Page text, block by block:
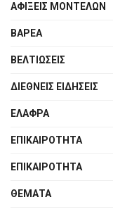
ΑΦΙΞΕΙΣ ΜΟΝΤΕΛΩΝ
ΒΑΡΕΑ
ΒΕΛΤΙΩΣΕΙΣ
ΔΙΕΘΝΕΙΣ ΕΙΔΗΣΕΙΣ
ΕΛΑΦΡΑ
ΕΠΙΚΑΙΡΟΤΗΤΑ
ΕΠΙΚΑΙΡΟΤΗΤΑ
ΘΕΜΑΤΑ